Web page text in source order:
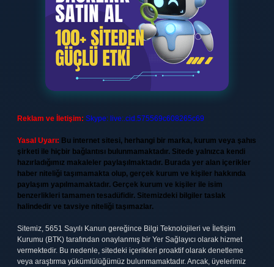
Reklam ve İletişim: Skype: live:.cid.575569c608265c69
Yasal Uyarı: Bu internet sitesi, herhangi bir marka, kurum veya şahıs
şirketi ile hiçbir bağlantısı bulunmamaktadır. Sitede yalnızca kendi
hazırladığımız makaleler paylaşılmaktadır. Burada yer alan içerikler
haber niteliği taşımamakta olup, gerçek kurum ve kişiler hakkında
paylaşım yapılmamaktadır. Gerçek kurum ve kişiler ile isim
benzerlikleri tamamen tesadüfidir. Sitemizdeki bilgiler taslak
halindedir ve tavsiye niteliği taşımazlar.
Sitemiz, 5651 Sayılı Kanun gereğince Bilgi Teknolojileri ve İletişim
Kurumu (BTK) tarafından onaylanmış bir Yer Sağlayıcı olarak hizmet
vermektedir. Bu nedenle, sitedeki içerikleri proaktif olarak denetleme
veya araştırma yükümlülüğümüz bulunmamaktadır. Ancak, üyelerimiz